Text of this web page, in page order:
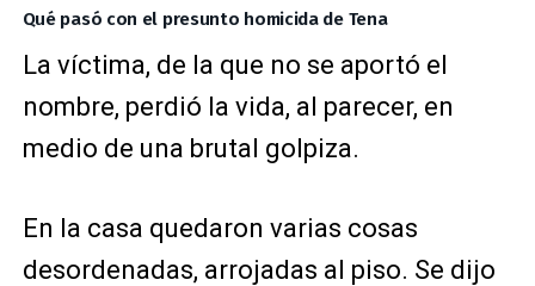
Qué pasó con el presunto homicida de Tena
La víctima, de la que no se aportó el
nombre, perdió la vida, al parecer, en
medio de una brutal golpiza.
En la casa quedaron varias cosas
desordenadas, arrojadas al piso. Se dijo